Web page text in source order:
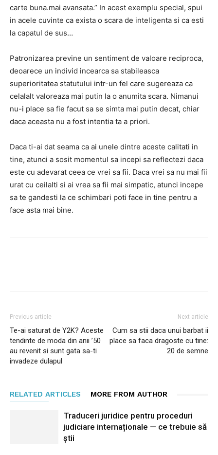
carte buna.mai avansata.” In acest exemplu special, spui
in acele cuvinte ca exista o scara de inteligenta si ca esti
la capatul de sus…
Patronizarea previne un sentiment de valoare reciproca,
deoarece un individ incearca sa stabileasca
superioritatea statutului intr-un fel care sugereaza ca
celalalt valoreaza mai putin la o anumita scara. Nimanui
nu-i place sa fie facut sa se simta mai putin decat, chiar
daca aceasta nu a fost intentia ta a priori.
Daca ti-ai dat seama ca ai unele dintre aceste calitati in
tine, atunci a sosit momentul sa incepi sa reflectezi daca
este cu adevarat ceea ce vrei sa fii. Daca vrei sa nu mai fii
urat cu ceilalti si ai vrea sa fii mai simpatic, atunci incepe
sa te gandesti la ce schimbari poti face in tine pentru a
face asta mai bine.
Previous article
Te-ai saturat de Y2K? Aceste
tendinte de moda din anii ’50
au revenit si sunt gata sa-ti
invadeze dulapul
Next article
Cum sa stii daca unui barbat ii
place sa faca dragoste cu tine:
20 de semne
RELATED ARTICLES MORE FROM AUTHOR
Traduceri juridice pentru proceduri
judiciare internaționale — ce trebuie să
știi